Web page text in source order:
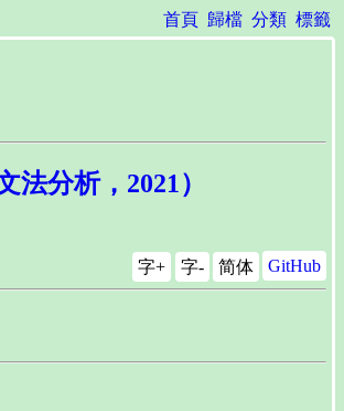
首頁 歸檔 分類 標籤
分析，2021）
GitHub
简体
字+ 字-